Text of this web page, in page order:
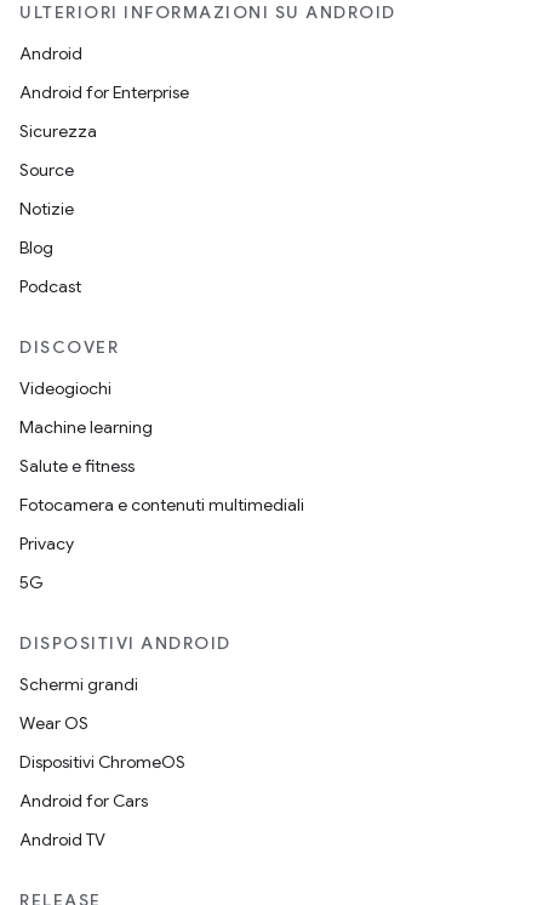
ULTERIORI INFORMAZIONI SU ANDROID
Android
Android for Enterprise
Sicurezza
Source
Notizie
Blog
Podcast
DISCOVER
Videogiochi
Machine learning
Salute e fitness
Fotocamera e contenuti multimediali
Privacy
5G
DISPOSITIVI ANDROID
Schermi grandi
Wear OS
Dispositivi ChromeOS
Android for Cars
Android TV
RELEASE